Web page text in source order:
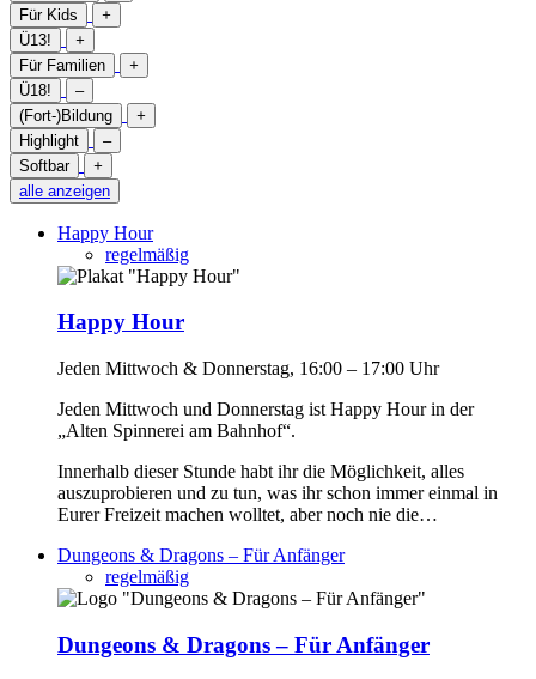
Für Kids
+
Ü13!
+
Für Familien
+
Ü18!
–
(Fort-)Bildung
+
Highlight
–
Softbar
+
alle anzeigen
Happy Hour
regelmäßig
Happy Hour
Jeden Mittwoch & Donnerstag, 16:00 – 17:00 Uhr
Jeden Mittwoch und Donnerstag ist Happy Hour in der
„Alten Spinnerei am Bahnhof“.
Innerhalb dieser Stunde habt ihr die Möglichkeit, alles
auszuprobieren und zu tun, was ihr schon immer einmal in
Eurer Freizeit machen wolltet, aber noch nie die…
Dungeons & Dragons – Für Anfänger
regelmäßig
Dungeons & Dragons – Für Anfänger